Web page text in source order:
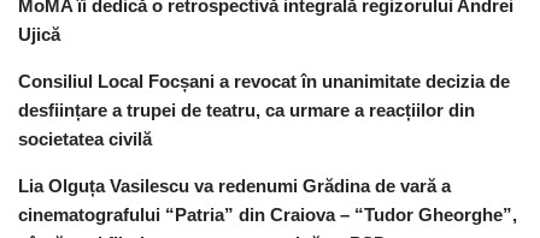
MoMA îi dedică o retrospectivă integrală regizorului Andrei
Ujică
Consiliul Local Focșani a revocat în unanimitate decizia de
desființare a trupei de teatru, ca urmare a reacțiilor din
societatea civilă
Lia Olguța Vasilescu va redenumi Grădina de vară a
cinematografului “Patria” din Craiova – “Tudor Gheorghe”,